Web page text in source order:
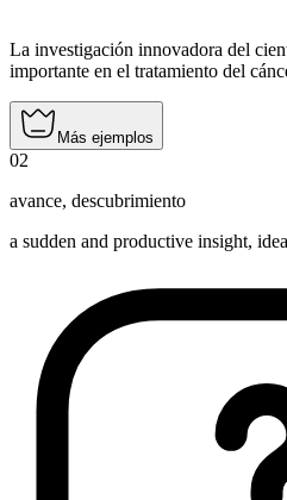
La investigación innovadora del
importante en el tratamiento del
Más ejemplos
02
avance, descubrimiento
a sudden and productive insight,